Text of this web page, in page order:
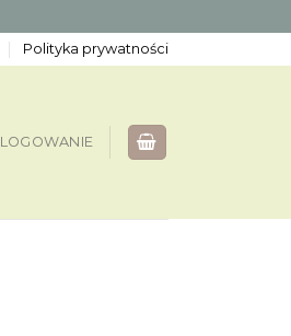
Polityka prywatności
LOGOWANIE